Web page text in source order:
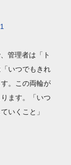
管理者は「ト
いつでもきれ
。この両輪が
ます。「いつ
いくこと」